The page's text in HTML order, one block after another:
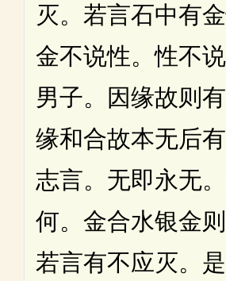
灭。若言石中有金
金不说性。性不
男子。因缘故则有
缘和合故本无后
志言。无即永无
何。金合水银金则
若言有不应灭。